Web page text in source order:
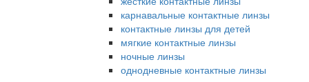
карнавальные контактные линзы
контактные линзы для детей
мягкие контактные линзы
ночные линзы
однодневные контактные линзы